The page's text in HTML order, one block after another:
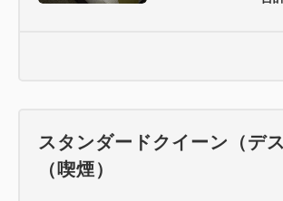
スタンダードクイーン（デ
（喫煙）